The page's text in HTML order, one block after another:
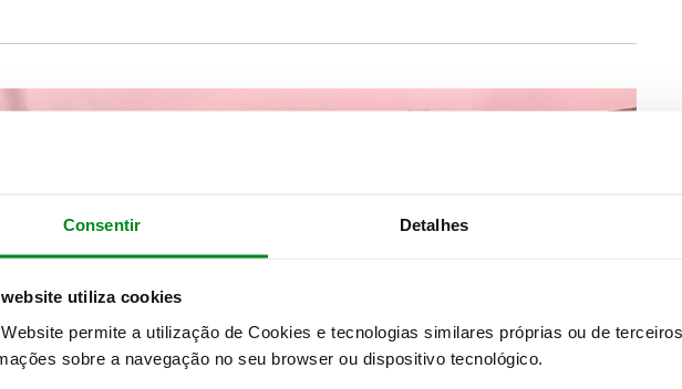
Consentir Detalhes
utiliza cookies
permite a utilização de Cookies e tecnologias similares próprias ou de
sobre a navegação no seu browser ou dispositivo tecnológico.